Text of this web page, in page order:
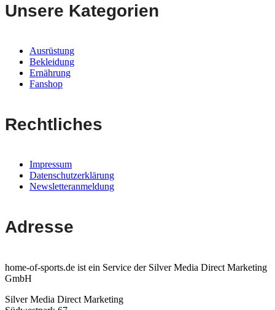
Unsere Kategorien
Ausrüstung
Bekleidung
Ernährung
Fanshop
Rechtliches
Impressum
Datenschutzerklärung
Newsletteranmeldung
Adresse
home-of-sports.de ist ein Service der Silver Media Direct Marketing
GmbH
Silver Media Direct Marketing